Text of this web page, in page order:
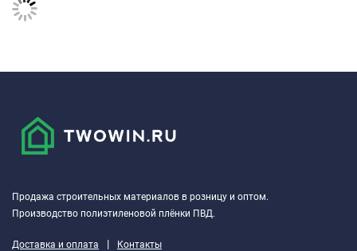
Продажа строительных материалов в розницу и оптом.
Производство полиэтиленовой плёнки ПВД.
Доставка и оплата | Контакты